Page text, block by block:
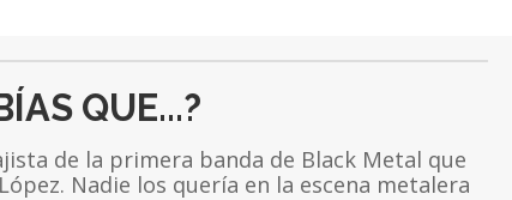
QUE...?
de la primera banda de Black Metal que
Nadie los quería en la escena metalera